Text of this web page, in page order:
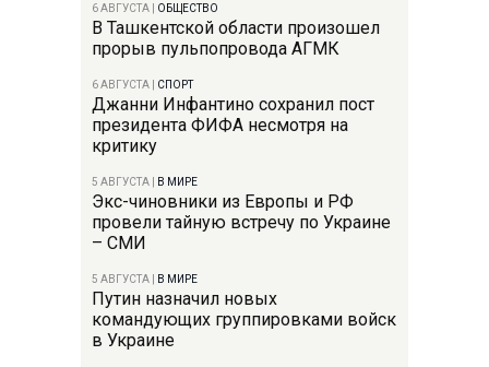
6 АВГУСТА ОБЩЕСТВО
В Ташкентской области произошел
прорыв пульпопровода АГМК
6 АВГУСТА СПОРТ
Джанни Инфантино сохранил пост
президента ФИФА несмотря на
критику
5 АВГУСТА В МИРЕ
Экс-чиновники из Европы и РФ
провели тайную встречу по Украине
– СМИ
5 АВГУСТА В МИРЕ
Путин назначил новых
командующих группировками войск
в Украине